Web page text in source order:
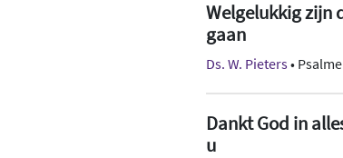
Welgelukkig zijn
gaan
Ds. W. Pieters•
Dankt God in
u